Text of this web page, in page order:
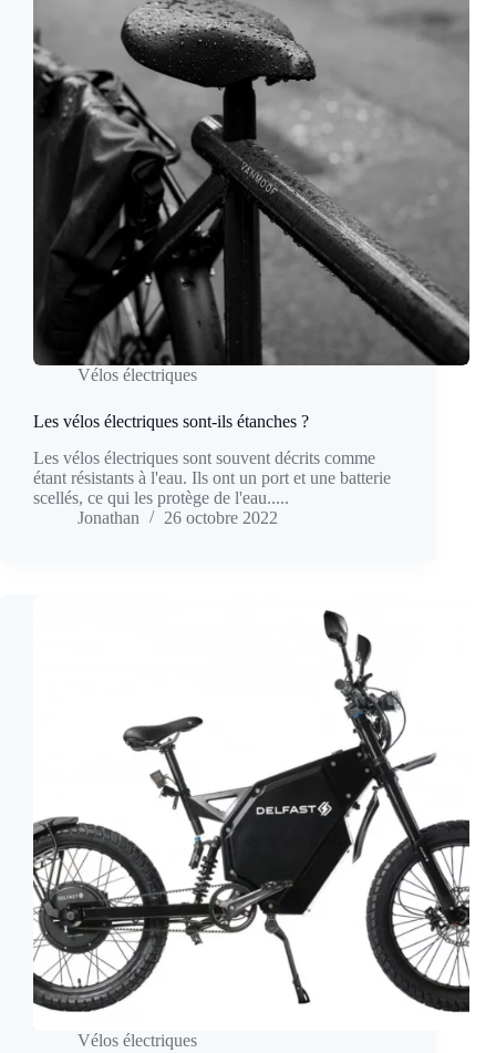
Vélos électriques
Les vélos électriques sont-ils étanches ?
Les vélos électriques sont souvent décrits comme
étant résistants à l'eau. Ils ont un port et une batterie
scellés, ce qui les protège de l'eau.....
Jonathan
26 octobre 2022
Vélos électriques